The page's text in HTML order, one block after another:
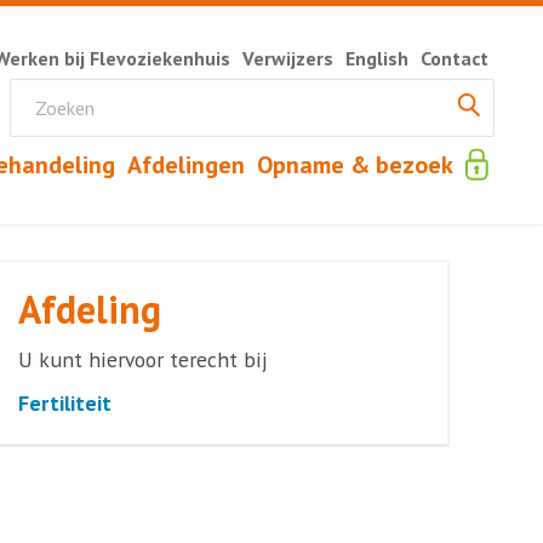
Afdelingen Opname & bezoek
bij Flevoziekenhuis Verwijzers English Contact
Afdeling
U kunt hiervoor terecht bij
Fertiliteit